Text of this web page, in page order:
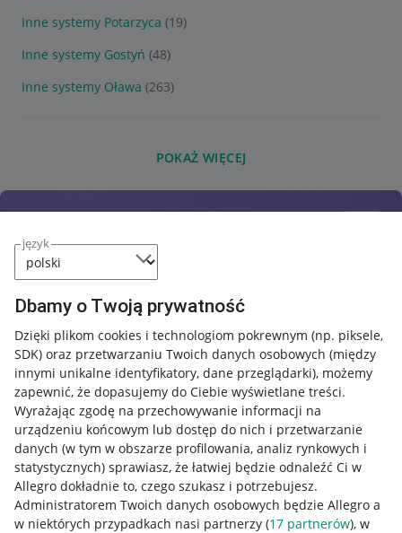
język
Dbamy o Twoją prywatność
Dzięki plikom cookies i technologiom pokrewnym (np. piksele,
SDK) oraz przetwarzaniu Twoich danych osobowych (między
innymi unikalne identyfikatory, dane przeglądarki), możemy
zapewnić, że dopasujemy do Ciebie wyświetlane treści.
Wyrażając zgodę na przechowywanie informacji na
urządzeniu końcowym lub dostęp do nich i przetwarzanie
danych (w tym w obszarze profilowania, analiz rynkowych i
statystycznych) sprawiasz, że łatwiej będzie odnaleźć Ci w
Allegro dokładnie to, czego szukasz i potrzebujesz.
Administratorem Twoich danych osobowych będzie Allegro a
w niektórych przypadkach nasi partnerzy (17 partnerów), w
Inne systemy Potarzyca (19)
Inne systemy Gostyń (48)
Inne systemy Oława (263)
POKAŻ WIĘCEJ